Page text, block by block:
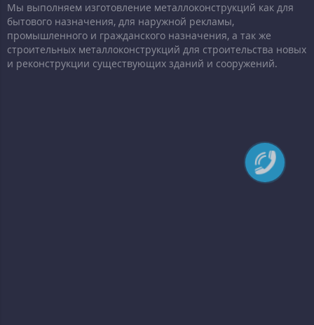
Мы выполняем изготовление металлоконструкций как для
бытового назначения, для наружной рекламы,
промышленного и гражданского назначения, а так же
строительных металлоконструкций для строительства новых
и реконструкции существующих зданий и сооружений.